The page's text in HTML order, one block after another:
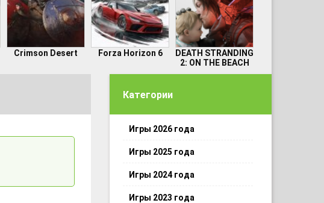
Crimson Desert Forza Horizon 6
DEATH STRANDING
2: ON THE BEACH
Категории
Игры 2026 года
Игры 2025 года
Игры 2024 года
Игры 2023 года